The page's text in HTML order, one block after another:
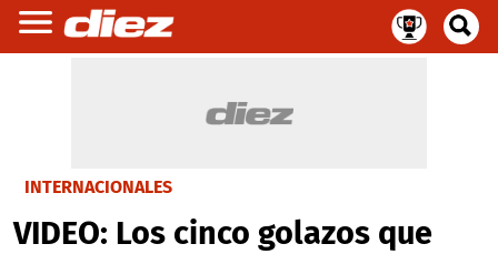
INTERNACIONALES
VIDEO: Los cinco golazos que